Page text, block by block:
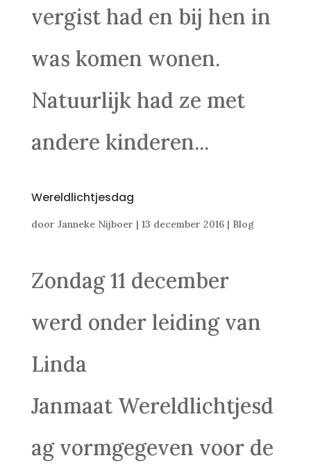
vergist had en bij hen in
was komen wonen.
Natuurlijk had ze met
andere kinderen...
Wereldlichtjesdag
door Janneke Nijboer | 13 december 2016| Blog
Zondag 11 december
werd onder leiding van
Linda
Janmaat Wereldlichtjesd
ag vormgegeven voor de